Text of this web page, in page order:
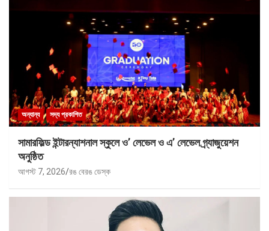
অন্যান্য সদ্য প্রকাশিত
সামারফিল্ড ইন্টারন্যাশনাল স্কুলে ও’ লেভেল ও এ’ লেভেল গ্র্যাজুয়েশন
অনুষ্ঠিত
আগস্ট 7, 2026 রঙ বেরঙ ডেস্ক